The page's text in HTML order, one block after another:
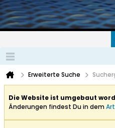
Erweiterte Suche
Die Website ist umgebaut
Änderungen findest Du in dem